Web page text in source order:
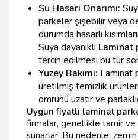
Su Hasarı Onarımı:
parkeler şişebilir veya
durumda hasarlı
Suya dayanıklı Laminat
tercih edilmesi bu tür
Yüzey Bakımı: Laminat
üretilmiş temizlik
ömrünü uzatır ve
Uygun fiyatlı laminat
firmalar, genellikle tamir ve
sunarlar. Bu nedenle,